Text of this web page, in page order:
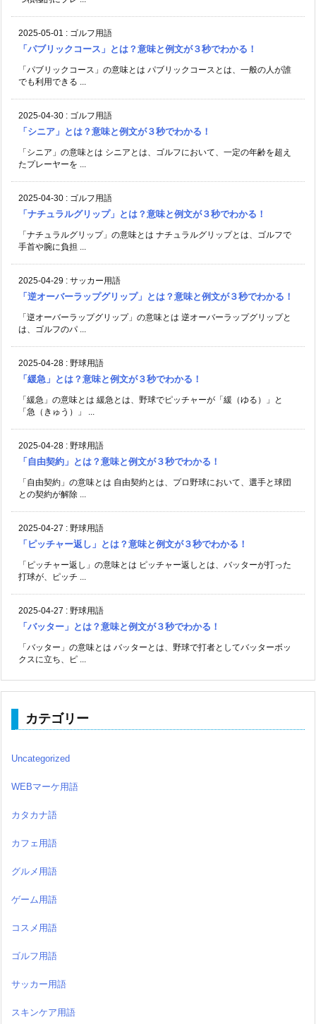
2025-05-01 : ゴルフ用語
「パブリックコース」とは？意味と例文が３秒でわかる！
「パブリックコース」の意味とは パブリックコースとは、一般の人が誰
でも利用できる ...
2025-04-30 : ゴルフ用語
「シニア」とは？意味と例文が３秒でわかる！
「シニア」の意味とは シニアとは、ゴルフにおいて、一定の年齢を超え
たプレーヤーを ...
2025-04-30 : ゴルフ用語
「ナチュラルグリップ」とは？意味と例文が３秒でわかる！
「ナチュラルグリップ」の意味とは ナチュラルグリップとは、ゴルフで
手首や腕に負担 ...
2025-04-29 : サッカー用語
「逆オーバーラップグリップ」とは？意味と例文が３秒でわかる！
「逆オーバーラップグリップ」の意味とは 逆オーバーラップグリップと
は、ゴルフのパ ...
2025-04-28 : 野球用語
「緩急」とは？意味と例文が３秒でわかる！
「緩急」の意味とは 緩急とは、野球でピッチャーが「緩（ゆる）」と
「急（きゅう）」 ...
2025-04-28 : 野球用語
「自由契約」とは？意味と例文が３秒でわかる！
「自由契約」の意味とは 自由契約とは、プロ野球において、選手と球団
との契約が解除 ...
2025-04-27 : 野球用語
「ピッチャー返し」とは？意味と例文が３秒でわかる！
「ピッチャー返し」の意味とは ピッチャー返しとは、バッターが打った
打球が、ピッチ ...
2025-04-27 : 野球用語
「バッター」とは？意味と例文が３秒でわかる！
「バッター」の意味とは バッターとは、野球で打者としてバッターボッ
クスに立ち、ピ ...
カテゴリー
Uncategorized
WEBマーケ用語
カタカナ語
カフェ用語
グルメ用語
ゲーム用語
コスメ用語
ゴルフ用語
サッカー用語
スキンケア用語